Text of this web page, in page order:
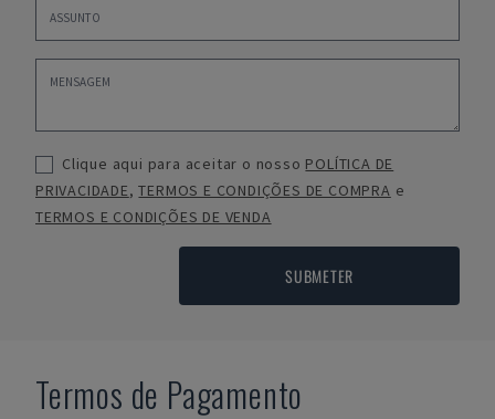
Clique aqui para aceitar o nosso POLÍTICA DE
PRIVACIDADE,TERMOS E CONDIÇÕES DE COMPRA e
TERMOS E CONDIÇÕES DE VENDA
SUBMETER
Termos de Pagamento